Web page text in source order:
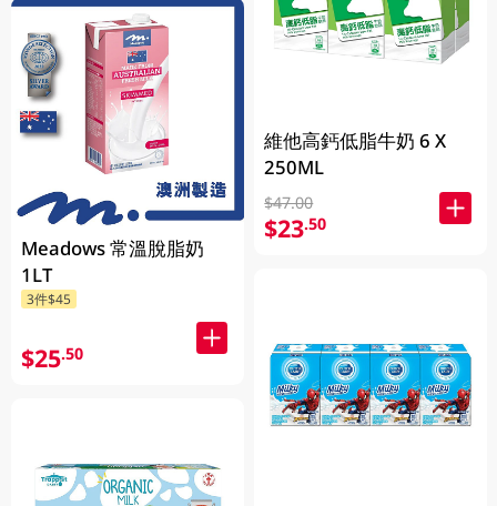
Meadows 常溫脫脂奶
1LT
3件$45
$25.50
維他高鈣低脂牛奶 6 X
250ML
$47.00
$23.50